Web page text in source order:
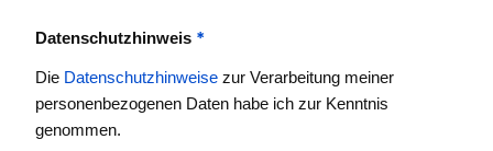
Datenschutzhinweis *
Die Datenschutzhinweise zur Verarbeitung meiner
personenbezogenen Daten habe ich zur Kenntnis
genommen.